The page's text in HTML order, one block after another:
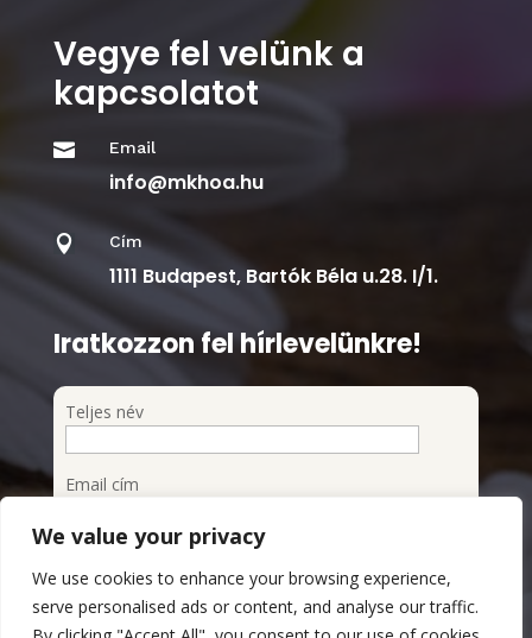
We value your privacy
We use cookies to enhance your browsing experience,
serve personalised ads or content, and analyse our traffic.
Vegye fel velünk a
kapcsolatot
 Email
info@mkhoa.hu
 Cím
1111 Budapest, Bartók Béla u.28. I/1.
Iratkozzon fel hírlevelünkre!
Teljes név
Email cím
Feliratkozom a hírlevélre
Megismertem és elfogadom az Adatvédelmi
szabályzatot